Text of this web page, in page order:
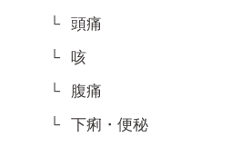
頭痛
咳
腹痛
下痢・便秘